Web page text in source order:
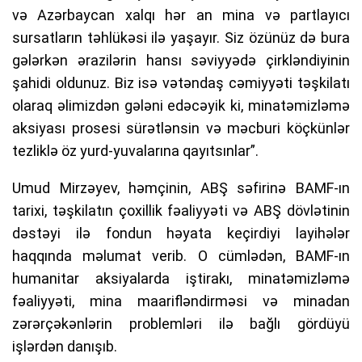
və Azərbaycan xalqı hər an mina və partlayıcı
sursatların təhlükəsi ilə yaşayır. Siz özünüz də bura
gələrkən ərazilərin hansı səviyyədə çirkləndiyinin
şahidi oldunuz. Biz isə vətəndaş cəmiyyəti təşkilatı
olaraq əlimizdən gələni edəcəyik ki, minatəmizləmə
aksiyası prosesi sürətlənsin və məcburi köçkünlər
tezliklə öz yurd-yuvalarına qayıtsınlar”.
Umud Mirzəyev, həmçinin, ABŞ səfirinə BAMF-ın
tarixi, təşkilatın çoxillik fəaliyyəti və ABŞ dövlətinin
dəstəyi ilə fondun həyata keçirdiyi layihələr
haqqında məlumat verib. O cümlədən, BAMF-ın
humanitar aksiyalarda iştirakı, minatəmizləmə
fəaliyyəti, mina maarifləndirməsi və minadan
zərərçəkənlərin problemləri ilə bağlı gördüyü
işlərdən danışıb.